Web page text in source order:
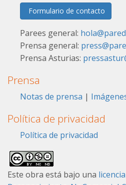
Formulario de contacto
Parees general:
Prensa general:
Prensa Asturias:
Prensa
Notas de prensa |
Política de privacidad
Política de privacidad
Este obra está bajo una